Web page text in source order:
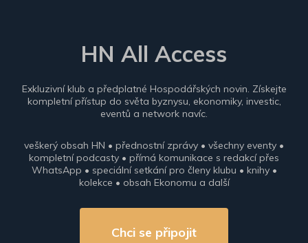
HN All Access
Exkluzivní klub a předplatné Hospodářských novin. Získejte
kompletní přístup do světa byznysu, ekonomiky, investic,
eventů a network navíc.
veškerý obsah HN • přednostní zprávy • všechny eventy •
kompletní podcasty • přímá komunikace s redakcí přes
WhatsApp • speciální setkání pro členy klubu • knihy •
kolekce • obsah Ekonomu a další
Chci se připojit